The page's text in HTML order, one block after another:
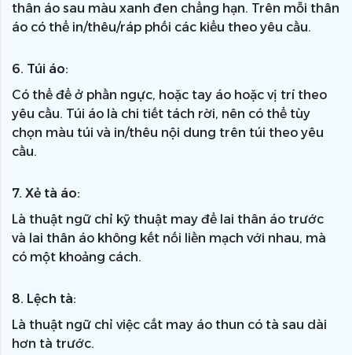
thân áo sau màu xanh đen chẳng hạn. Trên mỗi thân
áo có thể in/thêu/ráp phối các kiểu theo yêu cầu.
6. Túi áo:
Có thể để ở phần ngực, hoặc tay áo hoặc vị trí theo
yêu cầu. Túi áo là chi tiết tách rời, nên có thể tùy
chọn màu túi và in/thêu nội dung trên túi theo yêu
cầu.
7. Xẻ tà áo:
Là thuật ngữ chỉ kỹ thuật may để lai thân áo trước
và lai thân áo không kết nối liền mạch với nhau, mà
có một khoảng cách.
8. Lệch tà:
Là thuật ngữ chỉ việc cắt may áo thun có tà sau dài
hơn tà trước.